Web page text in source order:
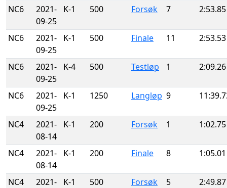
NC6
2021-
09-25
K-1 500 Forsøk 7 2:53.85
NC6
2021-
09-25
K-1 500 Finale 11 2:53.53
NC6
2021-
09-25
K-4 500 Testløp 1 2:09.26
NC6
2021-
09-25
K-1 1250 Langløp 9
NC4
2021-
08-14
K-1 200 Forsøk 1 1:02.75
NC4
2021-
08-14
K-1 200 Finale 8 1:05.01
NC4
2021-
K-1 500 Forsøk 5 2:49.87